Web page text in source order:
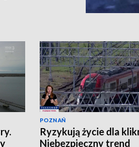
POZNAŃ
Ryzykują życie dla
Niebezpieczny trend